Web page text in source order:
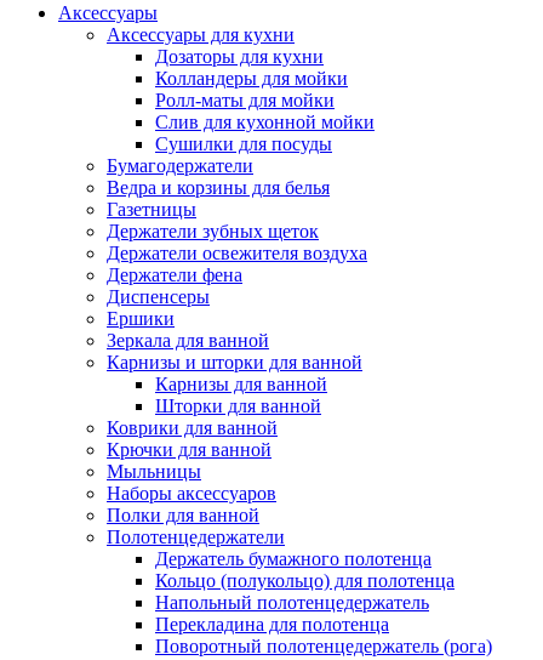
Аксессуары
Аксессуары для кухни
Дозаторы для кухни
Колландеры для мойки
Ролл-маты для мойки
Слив для кухонной мойки
Сушилки для посуды
Бумагодержатели
Ведра и корзины для белья
Газетницы
Держатели зубных щеток
Держатели освежителя воздуха
Держатели фена
Диспенсеры
Ершики
Зеркала для ванной
Карнизы и шторки для ванной
Карнизы для ванной
Шторки для ванной
Коврики для ванной
Крючки для ванной
Мыльницы
Наборы аксессуаров
Полки для ванной
Полотенцедержатели
Держатель бумажного полотенца
Кольцо (полукольцо) для полотенца
Напольный полотенцедержатель
Перекладина для полотенца
Поворотный полотенцедержатель (рога)